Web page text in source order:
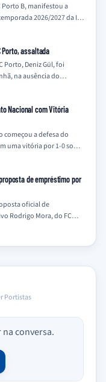
B, manifestou a
2026/2027 da II
Porto, assaltada
Porto, Deniz Gül, foi
na ausência do
Nacional com Vitória
começou a defesa do
uma vitória por 1-0 sobre
de empréstimo por
oficial de
Rodrigo Mora, do FC
Portistas
conversa.